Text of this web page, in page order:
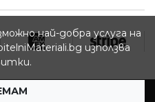
най-добра услуга на
използва
права запазени.